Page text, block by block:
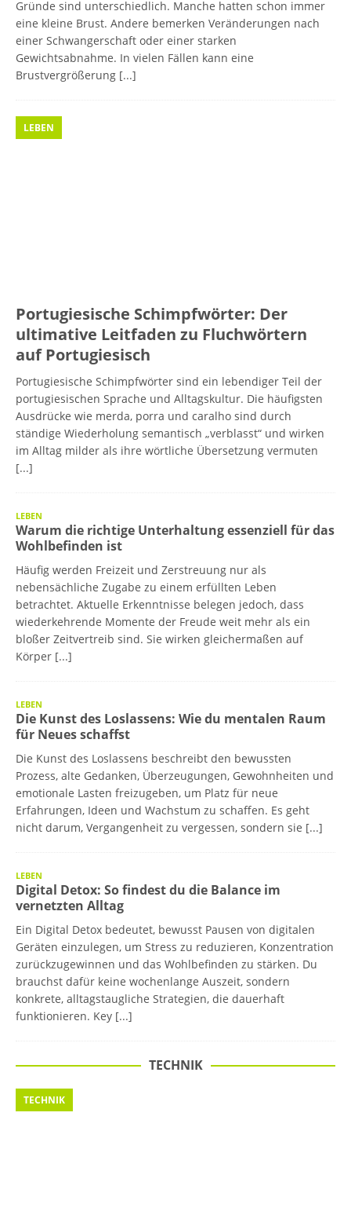
Gründe sind unterschiedlich. Manche hatten schon immer
eine kleine Brust. Andere bemerken Veränderungen nach
einer Schwangerschaft oder einer starken
Gewichtsabnahme. In vielen Fällen kann eine
Brustvergrößerung [...]
Portugiesische Schimpfwörter: Der
ultimative Leitfaden zu Fluchwörtern
auf Portugiesisch
LEBEN
Portugiesische Schimpfwörter sind ein lebendiger Teil der
portugiesischen Sprache und Alltagskultur. Die häufigsten
Ausdrücke wie merda, porra und caralho sind durch
ständige Wiederholung semantisch „verblasst“ und wirken
im Alltag milder als ihre wörtliche Übersetzung vermuten
[...]
LEBEN
Warum die richtige Unterhaltung essenziell für das
Wohlbefinden ist
Häufig werden Freizeit und Zerstreuung nur als
nebensächliche Zugabe zu einem erfüllten Leben
betrachtet. Aktuelle Erkenntnisse belegen jedoch, dass
wiederkehrende Momente der Freude weit mehr als ein
bloßer Zeitvertreib sind. Sie wirken gleichermaßen auf
Körper [...]
LEBEN
Die Kunst des Loslassens: Wie du mentalen Raum
für Neues schaffst
Die Kunst des Loslassens beschreibt den bewussten
Prozess, alte Gedanken, Überzeugungen, Gewohnheiten und
emotionale Lasten freizugeben, um Platz für neue
Erfahrungen, Ideen und Wachstum zu schaffen. Es geht
nicht darum, Vergangenheit zu vergessen, sondern sie [...]
LEBEN
Digital Detox: So findest du die Balance im
vernetzten Alltag
Ein Digital Detox bedeutet, bewusst Pausen von digitalen
Geräten einzulegen, um Stress zu reduzieren, Konzentration
zurückzugewinnen und das Wohlbefinden zu stärken. Du
brauchst dafür keine wochenlange Auszeit, sondern
konkrete, alltagstaugliche Strategien, die dauerhaft
funktionieren. Key [...]
TECHNIK
TECHNIK